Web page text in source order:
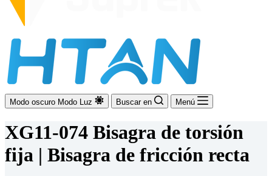
Modo oscuro Modo Luz Buscar en Menú
XG11-074 Bisagra de torsión
fija | Bisagra de fricción recta